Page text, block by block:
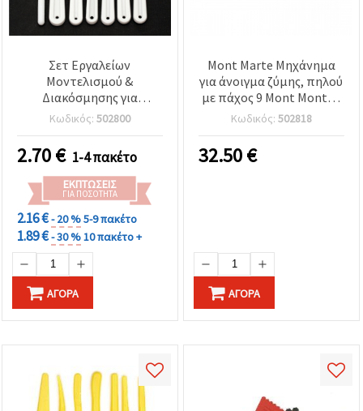
Σετ Εργαλείων
Μοντελισμού &
Διακόσμησης για
Χειροτεχνίες, 7 τεμ.
Κωδικός: 502800
2.70€ 1-4 πακέτο
ΕΚΠΤΏΣΕΙΣ
ΓΙΑ ΠΟΣΌΤΗΤΑ
2.16 €- 20 %5-9 πακέτο
1.89 €- 30 %10 πακέτο +
ΑΓΟΡΆ
Mont Marte Μηχάνημα
για άνοιγμα ζύμης, πηλού
με πάχος 9 Mont Monte -
1 τεμάχιο
Κωδικός: 502818
32.50€
ΑΓΟΡΆ